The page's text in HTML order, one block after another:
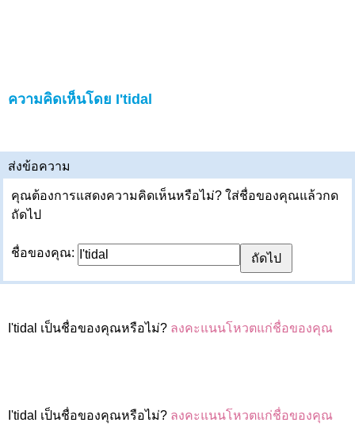
ความคิดเห็นโดย I'tidal
ส่งข้อความ
คุณต้องการแสดงความคิดเห็นหรือไม่? ใส่ชื่อของคุณแล้วกด
ถัดไป
ชื่อของคุณ:
I'tidal เป็นชื่อของคุณหรือไม่? ลงคะแนนโหวตแก่ชื่อของคุณ
I'tidal เป็นชื่อของคุณหรือไม่? ลงคะแนนโหวตแก่ชื่อของคุณ